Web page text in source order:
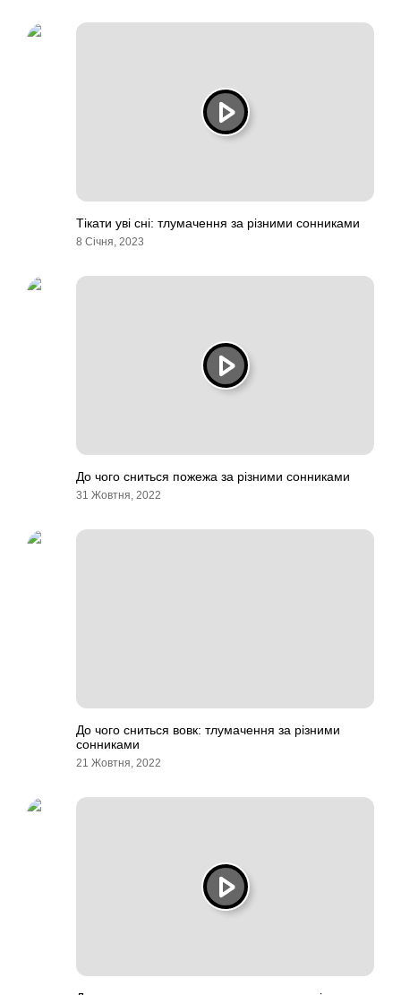
Тікати уві сні: тлумачення за різними сонниками
8 Січня, 2023
До чого сниться пожежа за різними сонниками
31 Жовтня, 2022
До чого сниться вовк: тлумачення за різними
сонниками
21 Жовтня, 2022